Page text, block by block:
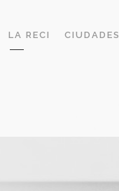
LA RECI CIUDADES